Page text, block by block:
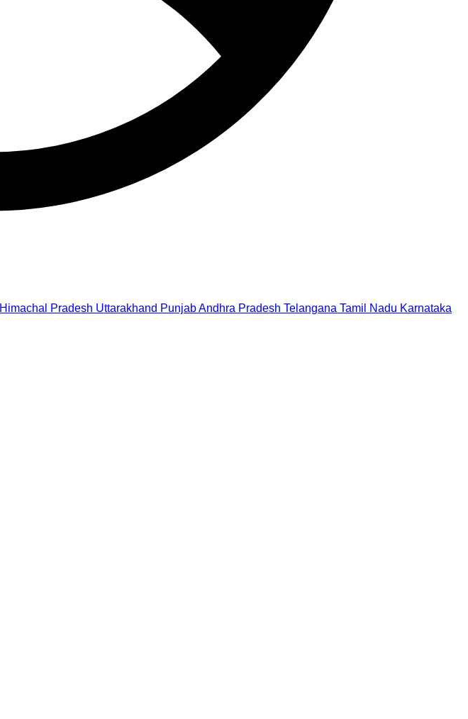
Himachal Pradesh Uttarakhand PunjabAndhra Pradesh Telangana Tamil Nadu Karnataka